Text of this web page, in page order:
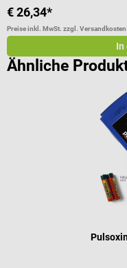
€ 26,34*
Preise inkl. MwSt. zzgl. Versandkosten
In
Ähnliche